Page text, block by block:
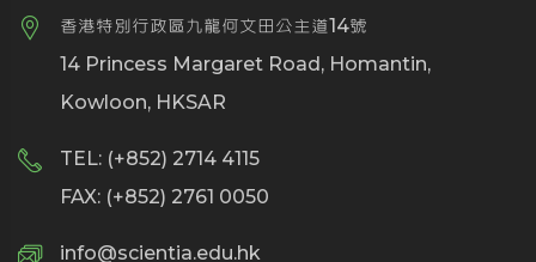
香港特別行政區九龍何文田公主道14號
14 Princess Margaret Road, Homantin,
Kowloon, HKSAR
TEL: (+852) 2714 4115
FAX: (+852) 2761 0050
info@scientia.edu.hk